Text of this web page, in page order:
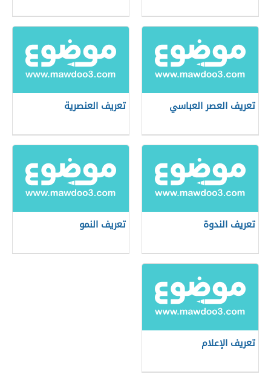
تعريف العصر العباسي تعريف العنصرية
تعريف الندوة تعريف النمو
تعريف الإعلام